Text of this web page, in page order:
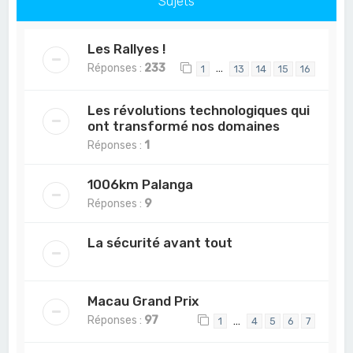
Les Rallyes !
Réponses : 233 1 … 13 14 15 16
Les révolutions technologiques qui
ont transformé nos domaines
Réponses : 1
1006km Palanga
Réponses : 9
La sécurité avant tout
Macau Grand Prix
Réponses : 97 1 … 4 5 6 7